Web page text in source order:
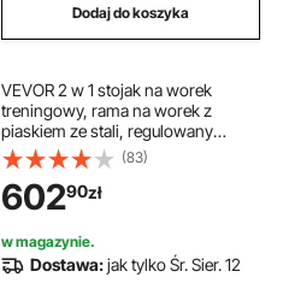
Dodaj do koszyka
VEVOR 2 w 1 stojak na worek
treningowy, rama na worek z
piaskiem ze stali, regulowany
uchwyt na worek treningowy
(nośność 65 kg), stojak na sprzęt
fitness, stojak na worek bokserski,
stojak na worek treningowy do
(83)
60290zł
w magazynie.
Dostawa:jak tylko Śr. Sier. 12